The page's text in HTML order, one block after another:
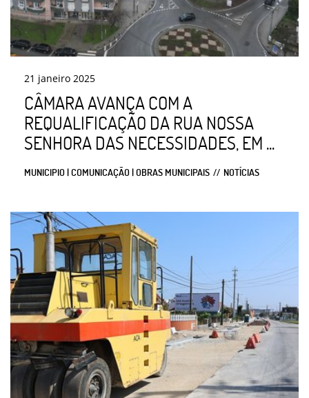
21 janeiro 2025
CÂMARA AVANÇA COM A
REQUALIFICAÇÃO DA RUA NOSSA
SENHORA DAS NECESSIDADES, EM ...
MUNICIPIO | COMUNICAÇÃO | OBRAS MUNICIPAIS NOTÍCIAS